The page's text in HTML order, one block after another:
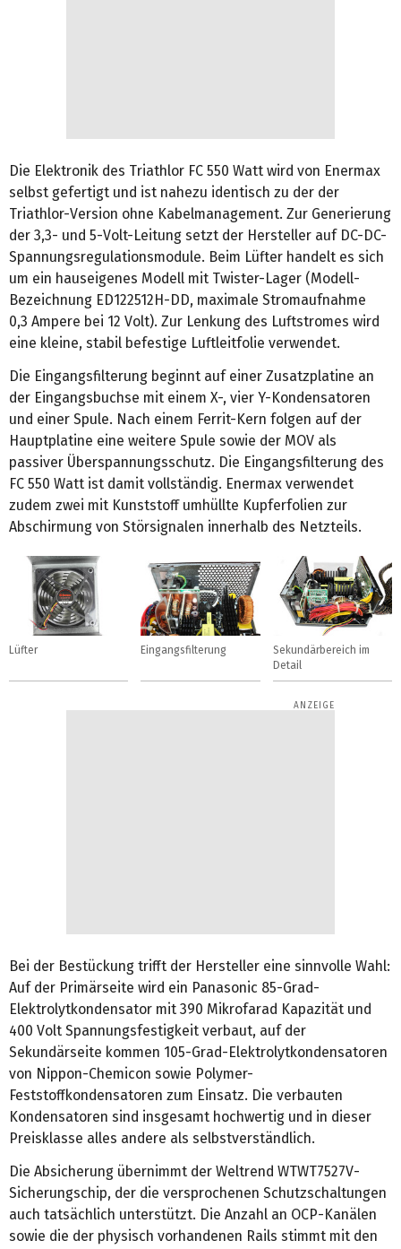
Die Elektronik des Triathlor FC 550 Watt wird von Enermax
selbst gefertigt und ist nahezu identisch zu der der
Triathlor-Version ohne Kabelmanagement. Zur Generierung
der 3,3- und 5-Volt-Leitung setzt der Hersteller auf DC-DC-
Spannungsregulationsmodule. Beim Lüfter handelt es sich
um ein hauseigenes Modell mit Twister-Lager (Modell-
Bezeichnung ED122512H-DD, maximale Stromaufnahme
0,3 Ampere bei 12 Volt). Zur Lenkung des Luftstromes wird
eine kleine, stabil befestige Luftleitfolie verwendet.
Die Eingangsfilterung beginnt auf einer Zusatzplatine an
der Eingangsbuchse mit einem X-, vier Y-Kondensatoren
und einer Spule. Nach einem Ferrit-Kern folgen auf der
Hauptplatine eine weitere Spule sowie der MOV als
passiver Überspannungsschutz. Die Eingangsfilterung des
FC 550 Watt ist damit vollständig. Enermax verwendet
zudem zwei mit Kunststoff umhüllte Kupferfolien zur
Abschirmung von Störsignalen innerhalb des Netzteils.
Lüfter Eingangsfilterung
Sekundärbereich im
Detail
Bei der Bestückung trifft der Hersteller eine sinnvolle Wahl:
Auf der Primärseite wird ein Panasonic 85-Grad-
Elektrolytkondensator mit 390 Mikrofarad Kapazität und
400 Volt Spannungsfestigkeit verbaut, auf der
Sekundärseite kommen 105-Grad-Elektrolytkondensatoren
von Nippon-Chemicon sowie Polymer-
Feststoffkondensatoren zum Einsatz. Die verbauten
Kondensatoren sind insgesamt hochwertig und in dieser
Preisklasse alles andere als selbstverständlich.
Die Absicherung übernimmt der Weltrend WTWT7527V-
Sicherungschip, der die versprochenen Schutzschaltungen
auch tatsächlich unterstützt. Die Anzahl an OCP-Kanälen
sowie die der physisch vorhandenen Rails stimmt mit den